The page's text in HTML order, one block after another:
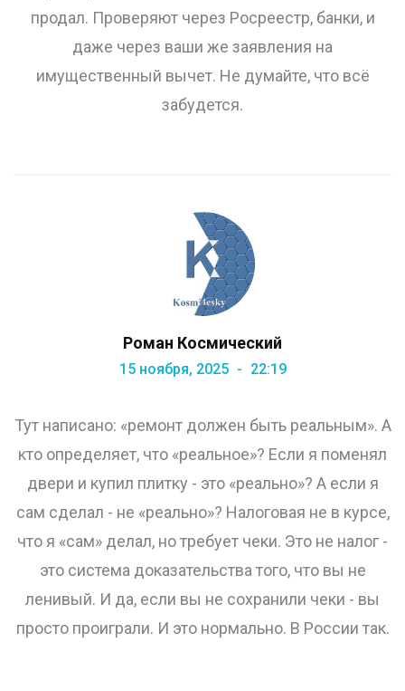
продал. Проверяют через Росреестр, банки, и
даже через ваши же заявления на
имущественный вычет. Не думайте, что всё
забудется.
Роман Космический
15 ноября, 2025 22:19
Тут написано: «ремонт должен быть реальным». А
кто определяет, что «реальное»? Если я поменял
двери и купил плитку - это «реально»? А если я
сам сделал - не «реально»? Налоговая не в курсе,
что я «сам» делал, но требует чеки. Это не налог -
это система доказательства того, что вы не
ленивый. И да, если вы не сохранили чеки - вы
просто проиграли. И это нормально. В России так.